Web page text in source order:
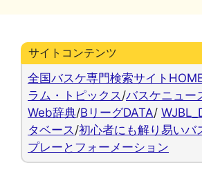
サイトコンテンツ
全国バスケ専門検索サイト
ラム・トピックス /バスケニュー
Web辞典/BリーグDATA/
タベース /初心者にも解り易いバ
プレーとフォーメーション